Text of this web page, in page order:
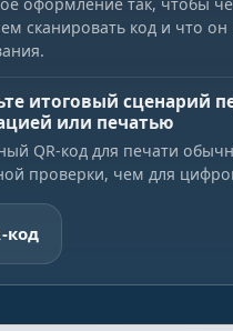
сканировать код и что
итоговый сценарий
или печатью
QR-код для печати
проверки, чем для
код